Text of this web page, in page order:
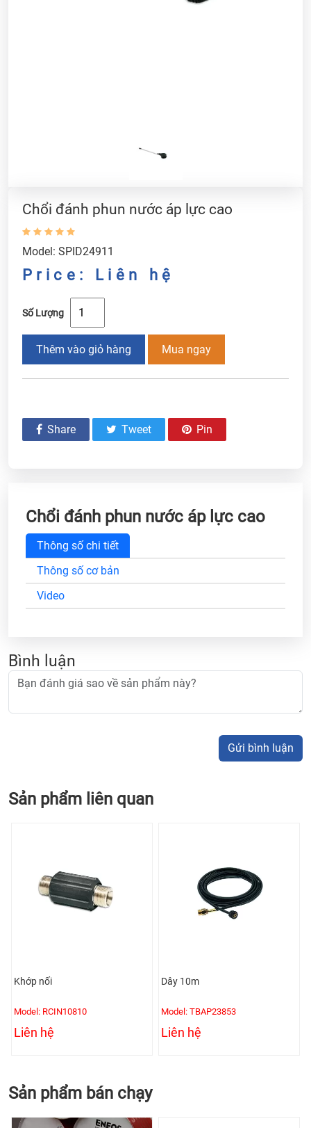
Chổi đánh phun nước áp lực cao
Model: SPID24911
Price: Liên hệ
Số Lượng
Thêm vào giỏ hàng Mua ngay
Share Tweet Pin
Chổi đánh phun nước áp lực cao
Thông số chi tiết
Thông số cơ bản
Video
Bình luận
Gửi bình luận
Sản phẩm liên quan
Khớp nối
Model: RCIN10810
Liên hệ
Dây 10m
Model: TBAP23853
Liên hệ
Sản phẩm bán chạy